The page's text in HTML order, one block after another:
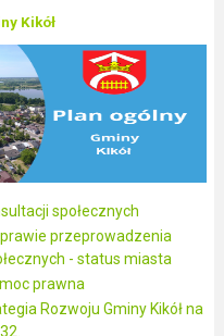
Kikół
społecznych
przeprowadzenia
- status miasta
prawna
Rozwoju Gminy Kikół na